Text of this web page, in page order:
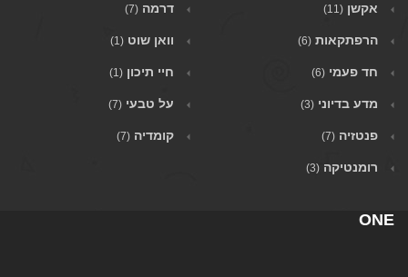
אקשן (11) דרמה (7)
הרפתקאות (6) וואן שוט (1)
חד פעמי (6) חיי תיכון (1)
מדע בדיוני (3) על טבעי (7)
פנטזיה (7) קומדיה (7)
רומנטיקה (3)
ONE